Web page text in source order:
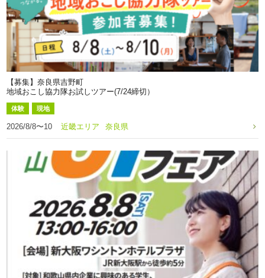
【募集】奈良県吉野町
地域おこし協力隊お試しツアー(7/24締切）
体験 現地
2026/8/8〜10 近畿エリア 奈良県